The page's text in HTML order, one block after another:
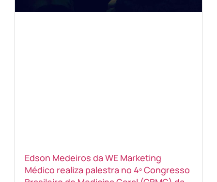
Edson Medeiros da WE Marketing
Médico realiza palestra no 4º Congresso